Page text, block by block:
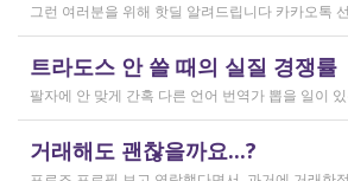
트라도스 안 쓸 때의 실질 경쟁률
거래해도 괜찮을까요...?